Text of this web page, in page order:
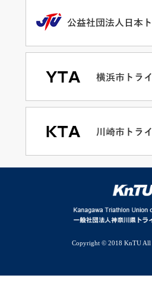
Copyright © 2018 KnTU All